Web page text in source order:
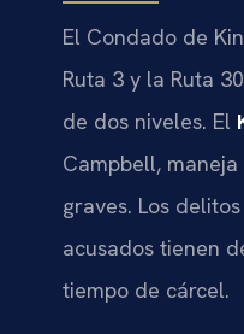
El Condado de
Ruta 3 y la Ruta
de dos niveles. El
Campbell,
graves. Los
acusados tienen
tiempo de cárcel.